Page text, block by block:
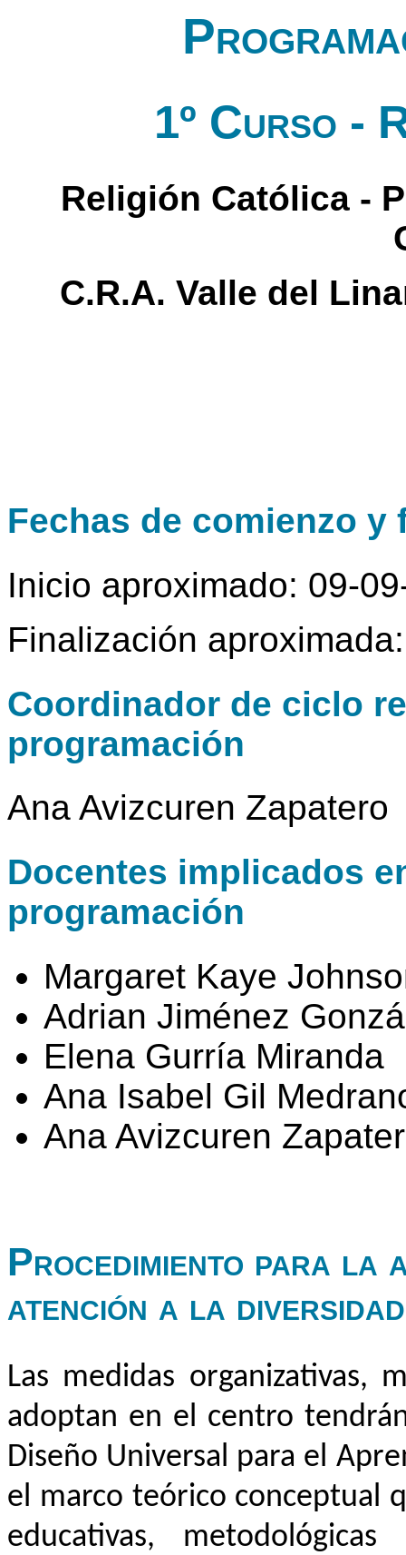
1º Curso -
Religión Católica -
C.R.A. Valle del
Fechas de comienzo y
Inicio aproximado: 09-
Finalización
Coordinador de ciclo
programación
Ana Avizcuren Zapatero
Docentes implicados
programación
Margaret Kaye
Adrian Jiménez
Elena Gurría Miranda
Ana Isabel Gil
Ana Avizcuren
Procedimiento para la
atención a la diversidad
Las medidas organizativas,
adoptan en el centro
Diseño Universal para el
el marco teórico conceptual
educativas,